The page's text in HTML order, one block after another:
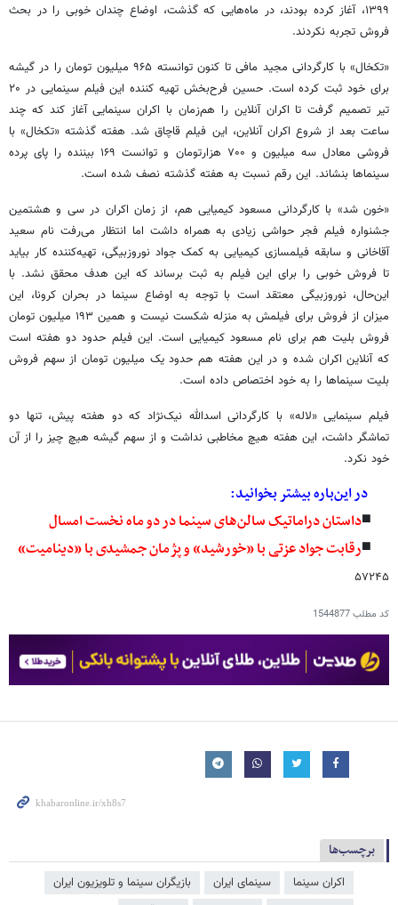
۱۳۹۹، آغاز کرده‌ بودند، در ماه‌هایی که گذشت، اوضاع چندان خوبی را در بحث
فروش تجربه نکردند.
«تکخال» با کارگردانی مجید مافی تا کنون توانسته ۹۶۵ میلیون تومان را در گیشه
برای خود ثبت کرده است. حسین فرح‌بخش تهیه کننده این فیلم سینمایی در ۲۰
تیر تصمیم گرفت تا اکران آنلاین را هم‌زمان با اکران سینمایی آغاز کند که چند
ساعت بعد از شروع اکران آنلاین، این فیلم قاچاق شد. هفته گذشته «تکخال» با
فروشی معادل سه میلیون و ۷۰۰ هزارتومان و توانست ۱۶۹ بیننده را پای پرده
سینماها بنشاند. این رقم نسبت به هفته گذشته نصف شده است.
«خون شد» با کارگردانی مسعود کیمیایی هم، از زمان اکران در سی و هشتمین
جشنواره فیلم فجر حواشی زیادی به همراه داشت اما انتظار می‌رفت نام سعید
آقاخانی و سابقه فیلمسازی کیمیایی به کمک جواد نوروزبیگی، تهیه‌کننده کار بیاید
تا فروش خوبی را برای این فیلم به ثبت برساند که این هدف محقق نشد. با
این‌حال، نوروزبیگی معتقد است با توجه به اوضاع سینما در بحران کرونا، این
میزان از فروش برای فیلمش به منزله شکست نیست و همین ۱۹۳ میلیون تومان
فروش بلیت هم برای نام مسعود کیمیایی است. این فیلم حدود دو هفته است
که آنلاین اکران شده و در این هفته هم حدود یک میلیون تومان از سهم فروش
بلیت سینماها را به خود اختصاص داده است.
فیلم سینمایی «لاله» با کارگردانی اسدالله نیک‌نژاد که دو هفته پیش، تنها دو
تماشگر داشت، این هفته هیچ مخاطبی نداشت و از سهم گیشه هیچ چیز را از آن
خود نکرد.
در این‌باره بیشتر بخوانید:
◾️داستان دراماتیک سالن‌های سینما در دو ماه نخست امسال
◾️رقابت جواد عزتی با «خورشید» و پژمان جمشیدی با «دینامیت»
۵۷۲۴۵
کد مطلب1544877
برچسب‌ها
اکران سینما سینمای ایران
بازیگران سینما و تلویزیون ایران